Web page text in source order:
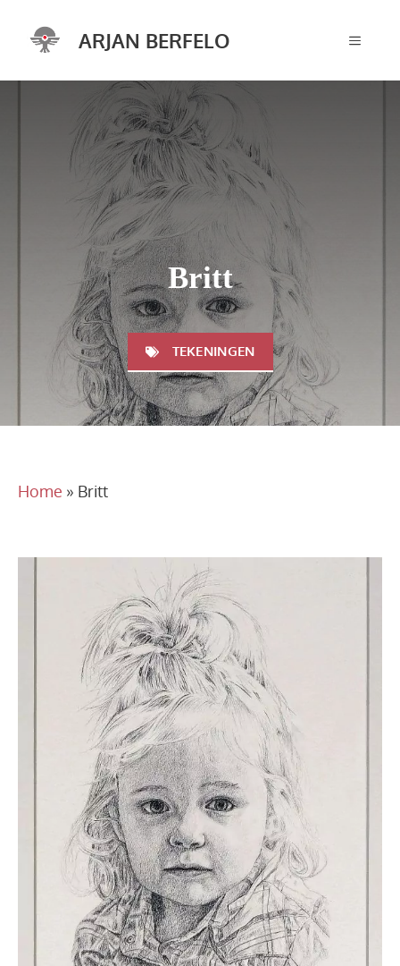
naar
inhoud
ARJAN BERFELO MENU
Britt
TEKENINGEN
Home » Britt